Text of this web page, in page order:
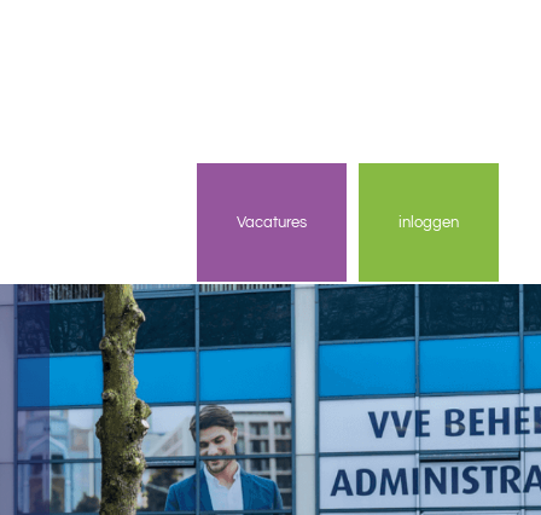
inloggen
Vacatures